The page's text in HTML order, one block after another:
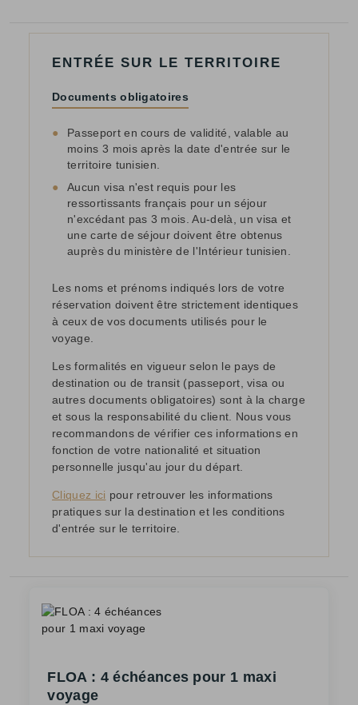
ENTRÉE SUR LE TERRITOIRE
Documents obligatoires
●
Passeport en cours de validité, valable au
moins 3 mois après la date d'entrée sur le
territoire tunisien.
●
Aucun visa n'est requis pour les
ressortissants français pour un séjour
n'excédant pas 3 mois. Au-delà, un visa et
une carte de séjour doivent être obtenus
auprès du ministère de l'Intérieur tunisien.
Les noms et prénoms indiqués lors de votre
réservation doivent être strictement identiques
à ceux de vos documents utilisés pour le
voyage.
Les formalités en vigueur selon le pays de
destination ou de transit (passeport, visa ou
autres documents obligatoires) sont à la charge
et sous la responsabilité du client. Nous vous
recommandons de vérifier ces informations en
fonction de votre nationalité et situation
personnelle jusqu'au jour du départ.
Cliquez ici pour retrouver les informations
pratiques sur la destination et les conditions
d'entrée sur le territoire.
FLOA : 4 échéances pour 1 maxi
voyage